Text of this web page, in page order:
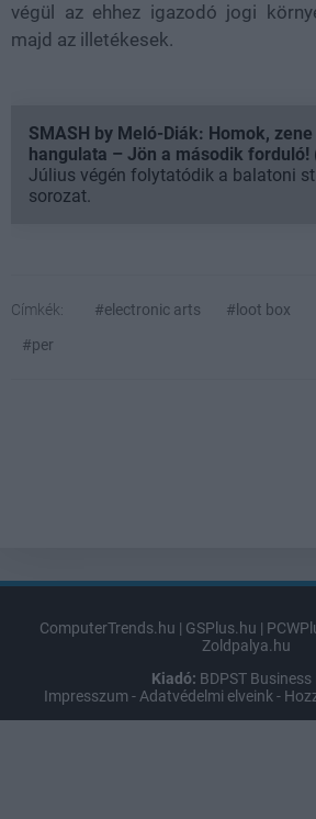
végül az ehhez igazodó jogi
majd az illetékesek.
SMASH by Meló-Diák: Homok,
hangulata – Jön a második forduló!
Július végén folytatódik a balatoni
sorozat.
Címkék: #electronic arts #loot box
#per
ComputerTrends.hu | GSPlus.hu |
Zoldpalya.hu
Kiadó: BDPST Business
Impresszum - Adatvédelmi elveink -